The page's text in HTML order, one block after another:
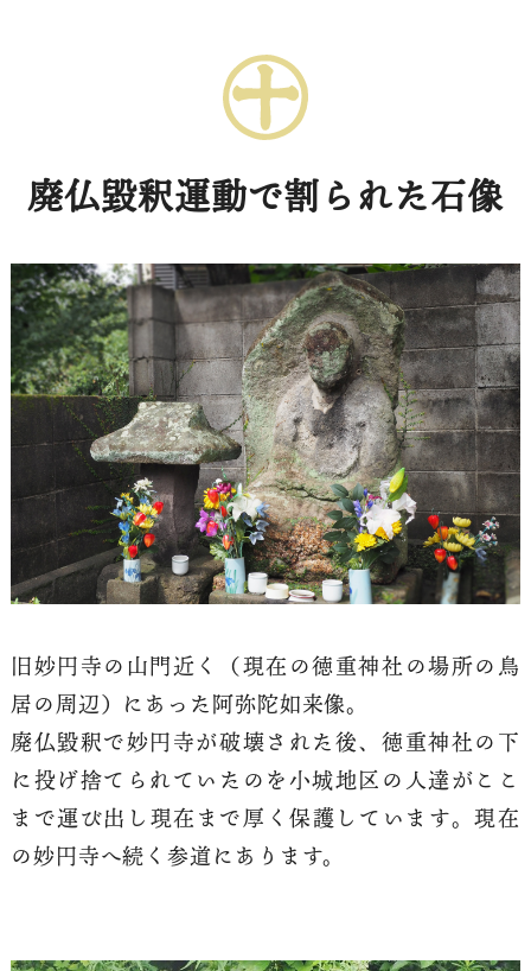
廃仏毀釈運動で割られた石像
旧妙円寺の山門近く（現在の徳重神社の場所の鳥
居の周辺）にあった阿弥陀如来像。
廃仏毀釈で妙円寺が破壊された後、徳重神社の下
に投げ捨てられていたのを小城地区の人達がここ
まで運び出し現在まで厚く保護しています。現在
の妙円寺へ続く参道にあります。